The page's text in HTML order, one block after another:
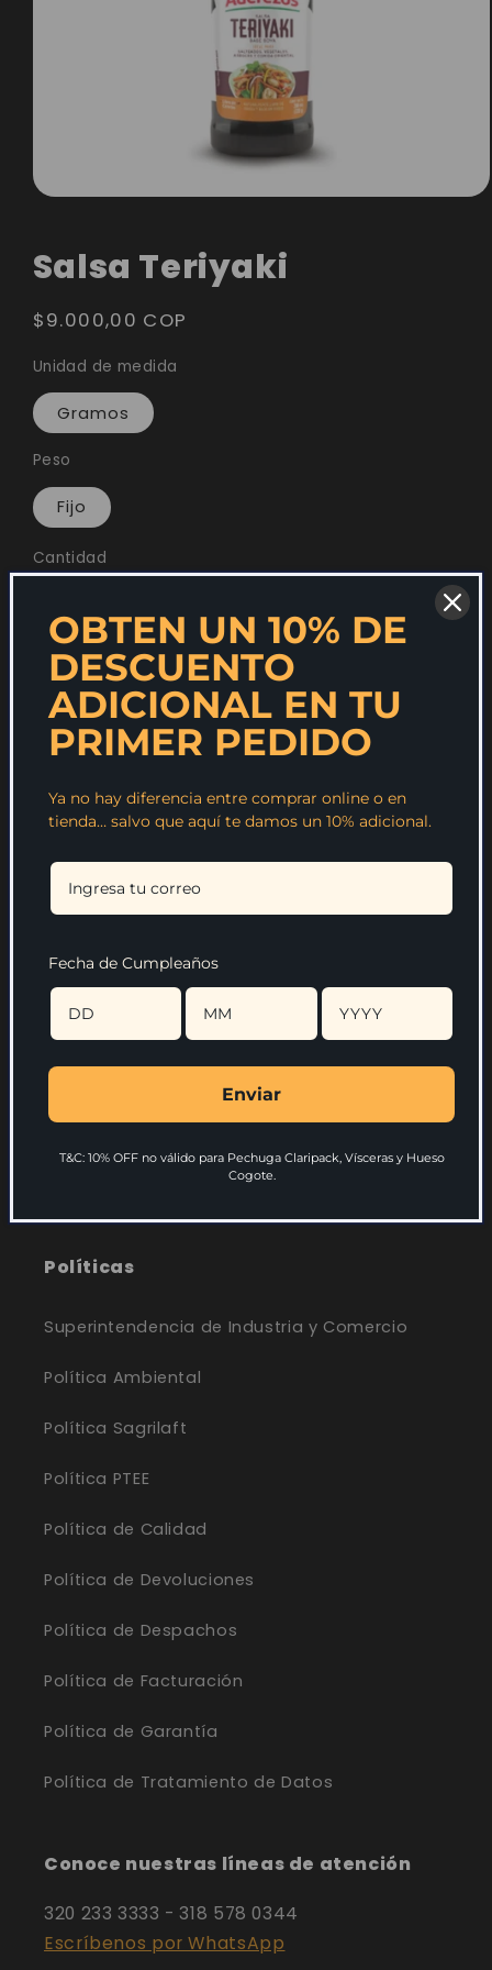
multimedia
en
una
ventana
modal
Salsa Teriyaki
Precio
$9.000,00 COP
Unidad de medida
Gramos
Peso
Fijo
Cantidad
Reducir
cantidad
para
Salsa
Aumentar
cantidad
para
Salsa
Agregar al carrito
Comprar ahora
Fieles a los orígenes de esta sensacional salsa
donde TERI significa brillo y YAKI asar/hornear,
salsa caracterizada por su sabor fuera de lo
común.
Compartir
Políticas
Superintendencia de Industria y Comercio
Política Ambiental
Política Sagrilaft
Política PTEE
Política de Calidad
Política de Devoluciones
Política de Despachos
Política de Facturación
Política de Garantía
Política de Tratamiento de Datos
Conoce nuestras líneas de atención
320 233 3333 - 318 578 0344
Escríbenos por WhatsApp
OBTEN UN 10% DE
DESCUENTO
ADICIONAL EN TU
PRIMER PEDIDO
Ya no hay diferencia entre comprar online o en
tienda… salvo que aquí te damos un 10% adicional.
Fecha de Cumpleaños
Enviar
T&C: 10% OFF no válido para Pechuga Claripack, Vísceras y Hueso
Cogote.